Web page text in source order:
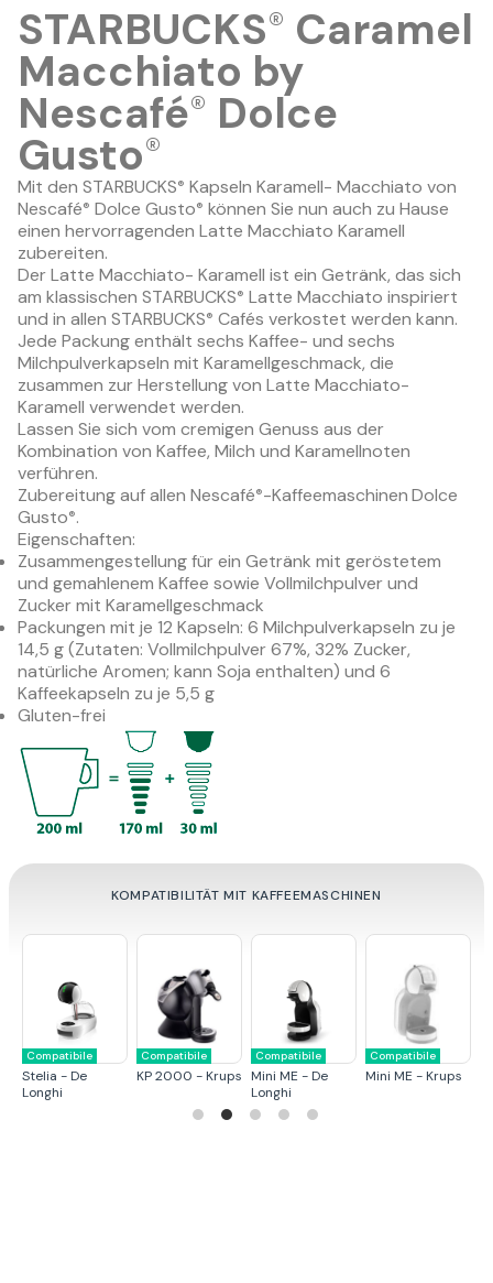
STARBUCKS® Caramel
Macchiato by
Nescafé® Dolce
Gusto®
Mit den STARBUCKS® Kapseln Karamell- Macchiato von
Nescafé® Dolce Gusto® können Sie nun auch zu Hause
einen hervorragenden Latte Macchiato Karamell
zubereiten.
Der Latte Macchiato- Karamell ist ein Getränk, das sich
am klassischen STARBUCKS® Latte Macchiato inspiriert
und in allen STARBUCKS® Cafés verkostet werden kann.
Jede Packung enthält sechs Kaffee- und sechs
Milchpulverkapseln mit Karamellgeschmack, die
zusammen zur Herstellung von Latte Macchiato-
Karamell verwendet werden.
Lassen Sie sich vom cremigen Genuss aus der
Kombination von Kaffee, Milch und Karamellnoten
verführen.
Zubereitung auf allen Nescafé®-KaffeemaschinenDolce
Gusto®.
Eigenschaften:
Zusammengestellung für ein Getränk mit geröstetem
und gemahlenem Kaffee sowie Vollmilchpulver und
Zucker mit Karamellgeschmack
Packungen mit je 12 Kapseln: 6 Milchpulverkapseln zu je
14,5 g (Zutaten: Vollmilchpulver 67%, 32% Zucker,
natürliche Aromen; kann Soja enthalten) und 6
Kaffeekapseln zu je 5,5 g
Gluten-frei
KOMPATIBILITÄT MIT KAFFEEMASCHINEN
Compatibile
Stelia - De
Longhi
Compatibile
KP 2000 - Krups
Compatibile
Mini ME - De
Longhi
Compatibile
Mini ME - Krups